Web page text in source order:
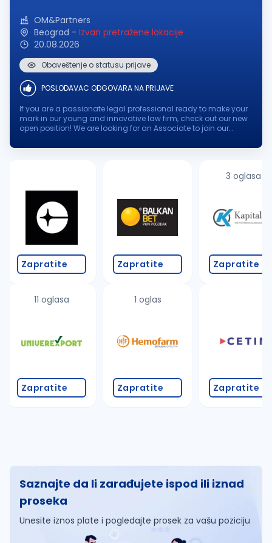
OM&Partners
Beograd - Izvan pretražene lokacije
20.08.2026
Obaveštenje o statusu prijave
POSLODAVAC ODGOVARA NA PRIJAVE
If you are a passionate legal professional ready to make your
mark in our young and innovative law firm, check out our new
open position! We are looking for an Associate to join our
contribute to...
Zapratite
11 oglasa
Zapratite
Zapratite
1 oglas
Zapratite
3 oglasa
Zapratite
Zapratite
Saznajte da li zarađujete ispod ili iznad
proseka
Unesite iznos plate i pogledajte prosek za vašu poziciju